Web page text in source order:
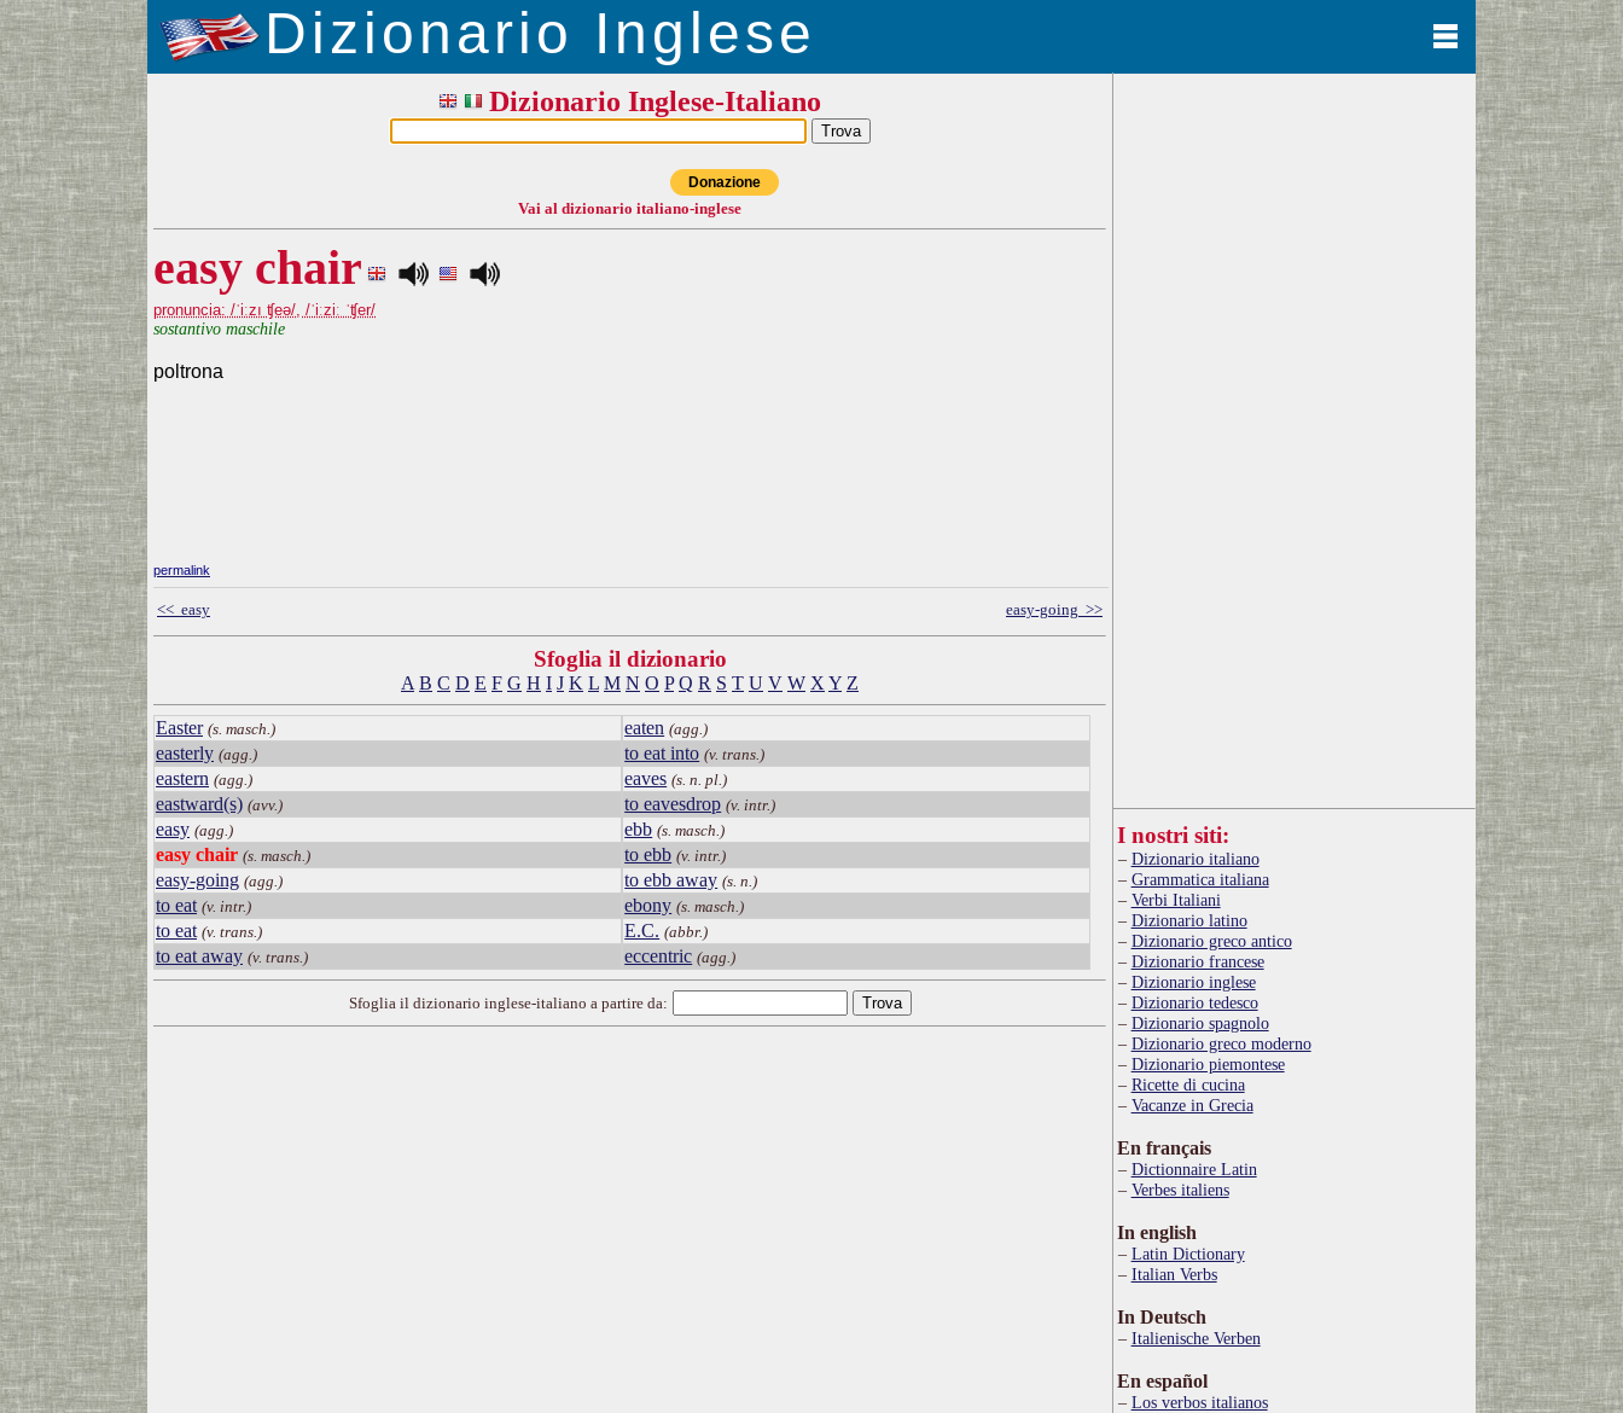
Dizionario Inglese
Dizionario Inglese-Italiano
Donazione
Vai al dizionario italiano-inglese
easy chair
pronuncia: /ˈiːzı ʧeə/, /ˈiːziː ˈʧer/
sostantivo maschile
poltrona
permalink
<< easy easy-going >>
Sfoglia il dizionario
A B C D E F G H I J K L M N O P Q R S T U V W X Y Z
Easter (s. masch.)
easterly (agg.)
eastern (agg.)
eastward(s) (avv.)
easy (agg.)
easy chair (s. masch.)
easy-going (agg.)
to eat (v. intr.)
to eat (v. trans.)
to eat away (v. trans.)
eaten (agg.)
to eat into (v. trans.)
eaves (s. n. pl.)
to eavesdrop (v. intr.)
ebb (s. masch.)
to ebb (v. intr.)
to ebb away (s. n.)
ebony (s. masch.)
E.C. (abbr.)
eccentric (agg.)
Sfoglia il dizionario inglese-italiano a partire da:
I nostri siti:
Dizionario italiano
Grammatica italiana
Verbi Italiani
Dizionario latino
Dizionario greco antico
Dizionario francese
Dizionario inglese
Dizionario tedesco
Dizionario spagnolo
Dizionario greco moderno
Dizionario piemontese
Ricette di cucina
Vacanze in Grecia
En français
Dictionnaire Latin
Verbes italiens
In english
Latin Dictionary
Italian Verbs
In Deutsch
Italienische Verben
En español
Los verbos italianos